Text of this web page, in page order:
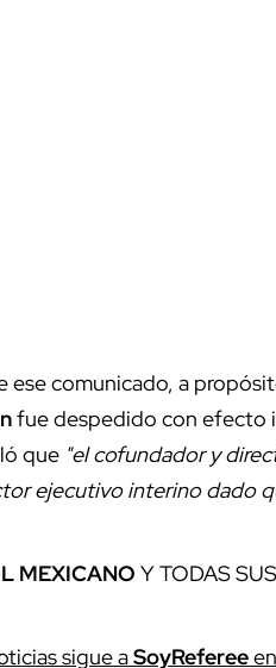
ese comunicado, a
fue despedido con efecto
que "el cofundador y
ejecutivo interino dado
MEXICANO Y TODAS
sigue aSoyRefereeen